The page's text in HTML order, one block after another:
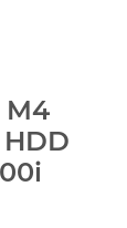
M4